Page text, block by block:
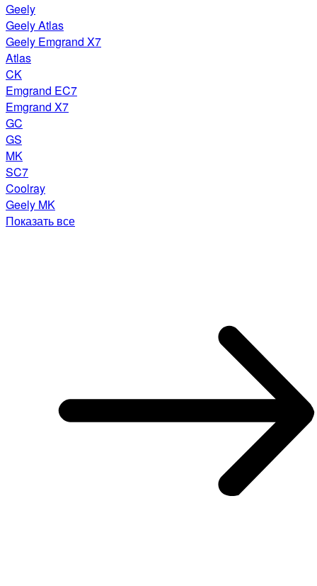
Geely
Geely Atlas
Geely Emgrand X7
Atlas
CK
Emgrand EC7
Emgrand X7
GC
GS
MK
SC7
Coolray
Geely MK
Показать все